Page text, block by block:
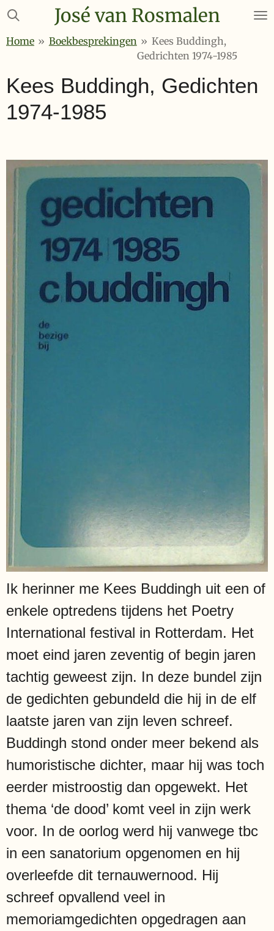
Ga
naar
José van Rosmalen
Home » Boekbesprekingen » Kees Buddingh,
Gedrichten 1974-1985
Kees Buddingh, Gedichten
1974-1985
Ik herinner me Kees Buddingh uit een of
enkele optredens tijdens het Poetry
International festival in Rotterdam. Het
moet eind jaren zeventig of begin jaren
tachtig geweest zijn. In deze bundel zijn
de gedichten gebundeld die hij in de elf
laatste jaren van zijn leven schreef.
Buddingh stond onder meer bekend als
humoristische dichter, maar hij was toch
eerder mistroostig dan opgewekt. Het
thema ‘de dood’ komt veel in zijn werk
voor. In de oorlog werd hij vanwege tbc
in een sanatorium opgenomen en hij
overleefde dit ternauwernood. Hij
schreef opvallend veel in
memoriamgedichten opgedragen aan